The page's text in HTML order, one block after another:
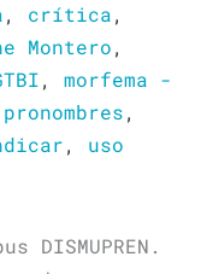
, crítica,
Montero,
, morfema -
pronombres,
, uso
DISMUPREN.